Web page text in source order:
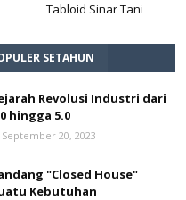
Tabloid Sinar Tani
SETAHUN
Revolusi Industri dari
hingga 5.0
September 20, 2023
"Closed House"
Kebutuhan